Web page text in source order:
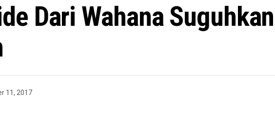
Dari Wahana
11, 2017